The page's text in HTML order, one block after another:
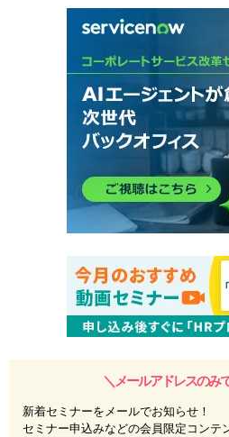
＼メールアドレスのみ
新着セミナーをメールでお知らせ！
セミナー申込みなどの会員限定コンテ